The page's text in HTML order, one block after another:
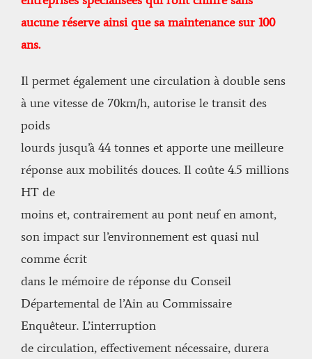
aucune réserve ainsi que sa maintenance sur 100
ans.
Il permet également une circulation à double sens
à une vitesse de 70km/h, autorise le transit des
poids
lourds jusqu’à 44 tonnes et apporte une meilleure
réponse aux mobilités douces. Il coûte 4.5 millions
HT de
moins et, contrairement au pont neuf en amont,
son impact sur l’environnement est quasi nul
comme écrit
dans le mémoire de réponse du Conseil
Départemental de l’Ain au Commissaire
Enquêteur. L’interruption
de circulation, effectivement nécessaire, durera